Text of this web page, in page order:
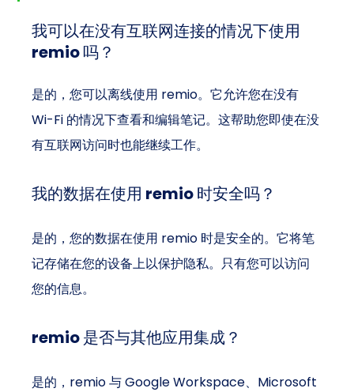
我可以在没有互联网连接的情况下使用
remio 吗？
是的，您可以离线使用 remio。它允许您在没有
Wi-Fi 的情况下查看和编辑笔记。这帮助您即使在没
有互联网访问时也能继续工作。
我的数据在使用 remio 时安全吗？
是的，您的数据在使用 remio 时是安全的。它将笔
记存储在您的设备上以保护隐私。只有您可以访问
您的信息。
remio 是否与其他应用集成？
是的，remio 与 Google Workspace、Microsoft